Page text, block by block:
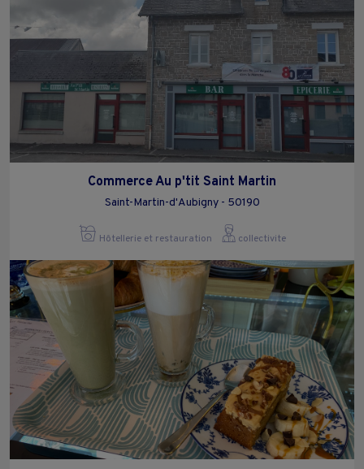
Commerce Au p'tit Saint Martin
Saint-Martin-d'Aubigny - 50190
Hôtellerie et restauration collectivite